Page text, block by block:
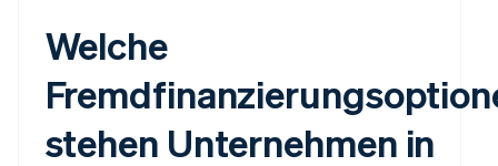
Welche
stehen Unternehmen in